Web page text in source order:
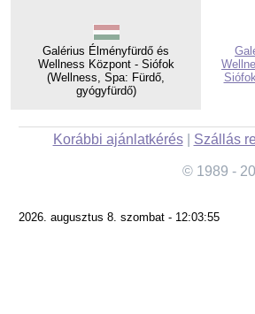
Galérius Élményfürdő és
Wellness Központ - Siófok
(Wellness, Spa: Fürdő,
gyógyfürdő)
Korábbi ajánlatkérés| Szállás
© 1989 -
2026. augusztus 8. szombat - 12:03:55